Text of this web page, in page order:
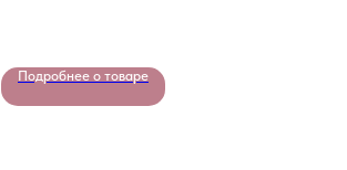
Подробнее о товаре